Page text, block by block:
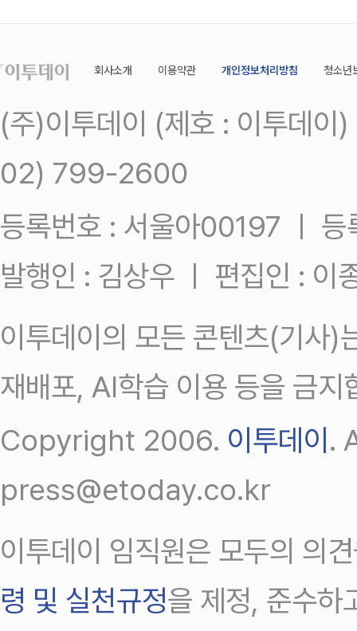
회사소개 이용약관 개인정보처리방침 청소년
(주)이투데이 (제호 : 이투데
02) 799-2600
등록번호 : 서울아00197 ㅣ
발행인 : 김상우 ㅣ 편집인 : 이
이투데이의 모든 콘텐츠(기사)
재배포, AI학습 이용 등을 금지
Copyright 2006. 이투데이 .
press@etoday.co.kr
이투데이 임직원은 모두의 의
령 및 실천규정을 제정, 준수하